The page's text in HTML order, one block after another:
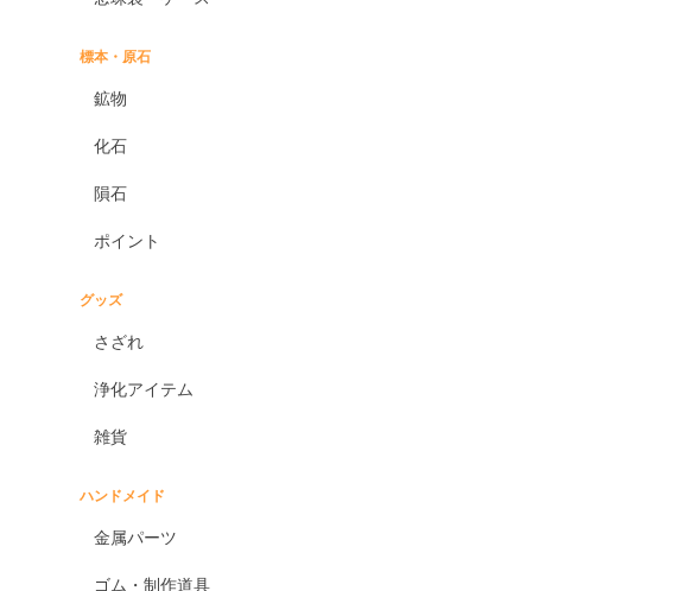
標本・原石
鉱物
化石
隕石
ポイント
グッズ
さざれ
浄化アイテム
雑貨
ハンドメイド
金属パーツ
ゴム・制作道具